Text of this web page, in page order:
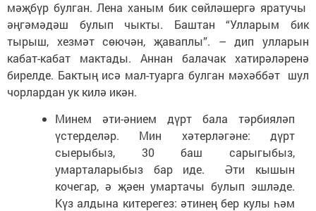
мәҗбүр булган. Лена ханым бик сөйләшергә яратучы
әңгәмәдәш булып чыкты. Баштан “Улларым бик
тырыш, хезмәт сөючән, җаваплы”. – дип улларын
кабат-кабат мактады. Аннан балачак хатирәләренә
бирелде. Бактың исә мал-туарга булган мәхәббәт шул
чорлардан ук килә икән.
Минем әти-әнием дүрт бала тәрбияләп
үстерделәр. Мин хәтерләгәне: дүрт
сыерыбыз, 30 баш сарыгыбыз,
умарталарыбыз бар иде. Әти кышын
кочегар, ә җәен умартачы булып эшләде.
Күз алдына китерегез: әтинең бер кулы һәм